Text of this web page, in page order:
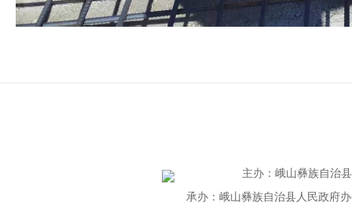
主办： 峨山彝族自治
承办：峨山彝族自治县人民政府